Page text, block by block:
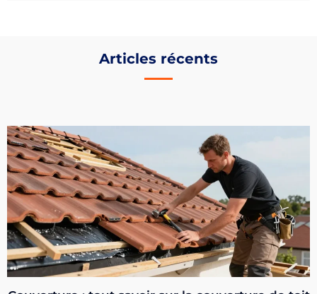
Articles récents